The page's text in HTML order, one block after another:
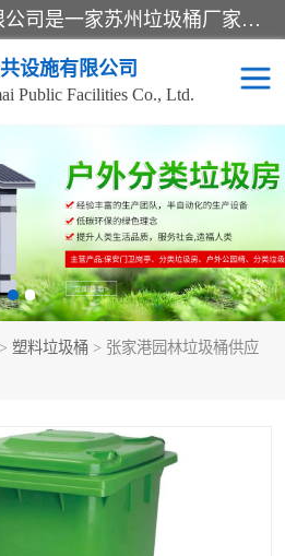
苏州多麦公共设施有限公司是一家苏州垃圾桶厂家，主营：塑料垃圾桶、分类果皮箱、户外园林椅、保安岗亭等产品厂家。全国统一热线电话：17105580222。公司组建完善的团队。设计人员，能根据客户要求，提供适合的设计方案，来满足客户的需求。
设施有限公司
Public Facilities Co., Ltd.
> 塑料垃圾桶 > 张家港园林垃圾桶供应
保安岗亭
公园椅
塑料垃圾桶
吸烟岗亭